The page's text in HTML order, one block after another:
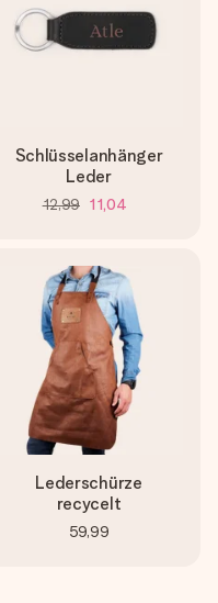
Schlüsselanhänger
Leder
12,99 11,04
Lederschürze
recycelt
59,99